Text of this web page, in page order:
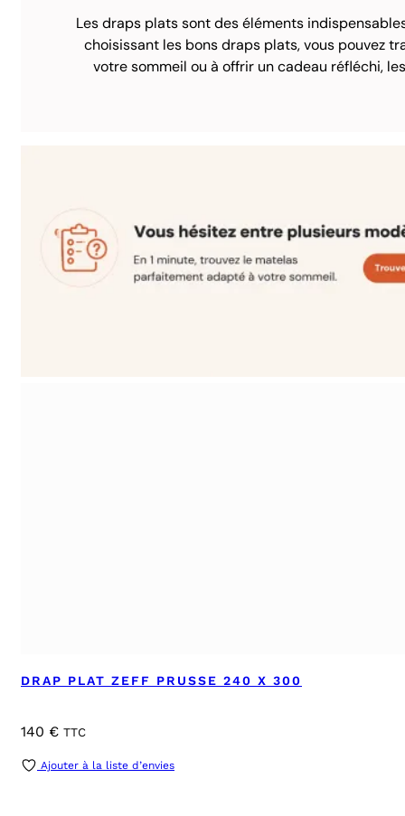
Les draps plats sont des éléments
choisissant les bons draps plats, vous pouvez
votre sommeil ou à offrir un cadeau réfléchi,
DRAP PLAT ZEFF PRUSSE 240 X 300
140 € TTC
Ajouter à la liste d’envies